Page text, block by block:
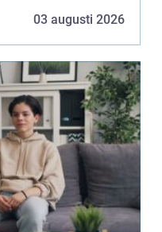
03 augusti 2026